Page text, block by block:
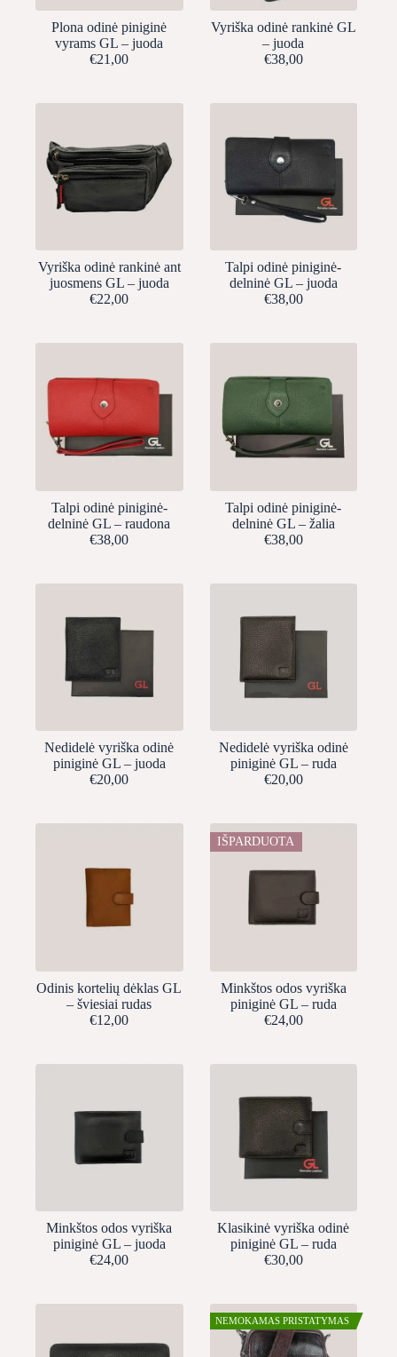
Plona odinė piniginė
vyrams GL – juoda
€21,00
Vyriška odinė rankinė GL
– juoda
€38,00
Vyriška odinė rankinė ant
juosmens GL – juoda
€22,00
Talpi odinė piniginė-
delninė GL – juoda
€38,00
Talpi odinė piniginė-
delninė GL – raudona
€38,00
Talpi odinė piniginė-
delninė GL – žalia
€38,00
Nedidelė vyriška odinė
piniginė GL – juoda
€20,00
Nedidelė vyriška odinė
piniginė GL – ruda
€20,00
Odinis kortelių dėklas GL
– šviesiai rudas
€12,00
IŠPARDUOTA
Minkštos odos vyriška
piniginė GL – ruda
€24,00
Minkštos odos vyriška
piniginė GL – juoda
€24,00
Klasikinė vyriška odinė
piniginė GL – ruda
€30,00
NEMOKAMAS PRISTATYMAS